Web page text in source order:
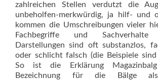
zahlreichen Stellen verdutzt die
unbeholfen-merkwürdig, ja hilf- und
kommen die Umschreibungen vieler
Fachbegriffe und
Darstellungen sind oft substanzlos,
oder schlicht falsch (die Beispiele sind
So ist die Erklärung
Bezeichnung für die Bälge